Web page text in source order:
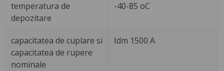
temperatura de
depozitare
-40-85 oC
capacitatea de cuplare si
capacitatea de rupere
nominale
Idm 1500 A